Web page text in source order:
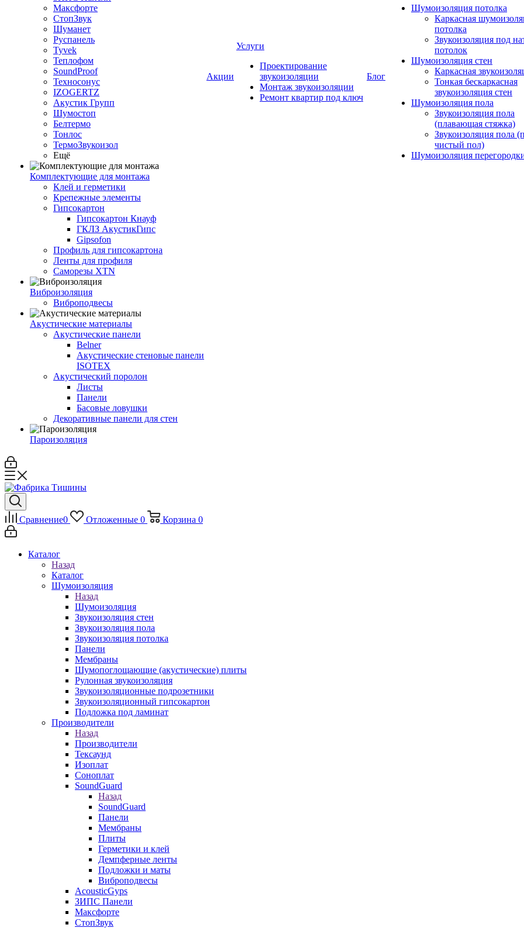
Максфорте
СтопЗвук
Шуманет
Руспанель
Tyvek
Теплофом
SoundProof
Техносонус
IZOGERTZ
Акустик Групп
Шумостоп
Белтермо
Тонлос
ТермоЗвукоизол
Ещё
Комплектующие для монтажа
Клей и герметики
Крепежные элементы
Гипсокартон
Гипсокартон Кнауф
ГКЛЗ АкустикГипс
Gipsofon
Профиль для гипсокартона
Ленты для профиля
Саморезы XTN
Виброизоляция
Виброподвесы
Акустические материалы
Акустические панели
Belner
Акустические стеновые панели
ISOTEX
Акустический поролон
Листы
Панели
Басовые ловушки
Декоративные панели для стен
Пароизоляция
Акции
Услуги
Проектирование
звукоизоляции
Монтаж звукоизоляции
Ремонт квартир под ключ
Блог
Шумоизоляция потолка
Каркасная
потолка
Звукоизоляция под
потолок
Шумоизоляция стен
Каркасная
Тонкая бескаркасная
звукоизоляция стен
Шумоизоляция пола
Звукоизоляция пола
(плавающая стяжка)
Звукоизоляция пола
чистый пол)
Шумоизоляция
Сравнение0 Отложенные 0 Корзина 0
Каталог
Назад
Каталог
Шумоизоляция
Назад
Шумоизоляция
Звукоизоляция стен
Звукоизоляция пола
Звукоизоляция потолка
Панели
Мембраны
Шумопоглощающие (акустические) плиты
Рулонная звукоизоляция
Звукоизоляционные подрозетники
Звукоизоляционный гипсокартон
Подложка под ламинат
Производители
Назад
Производители
Тексаунд
Изоплат
Соноплат
SoundGuard
Назад
SoundGuard
Панели
Мембраны
Плиты
Герметики и клей
Демпферные ленты
Подложки и маты
Виброподвесы
AcousticGyps
ЗИПС Панели
Максфорте
СтопЗвук